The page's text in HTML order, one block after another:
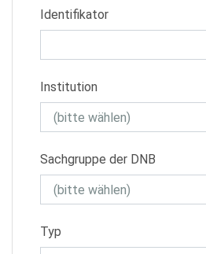
Identifikator
Institution
Sachgruppe der DNB
Typ